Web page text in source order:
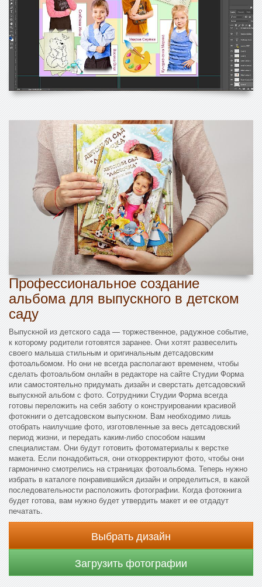
Профессиональное создание
альбома для выпускного в детском
саду
Выпускной из детского сада — торжественное, радужное событие,
к которому родители готовятся заранее. Они хотят развеселить
своего малыша стильным и оригинальным детсадовским
фотоальбомом. Но они не всегда располагают временем, чтобы
сделать фотоальбом онлайн в редакторе на сайте Студии Форма
или самостоятельно придумать дизайн и сверстать детсадовский
выпускной альбом с фото. Сотрудники Студии Форма всегда
готовы переложить на себя заботу о конструировании красивой
фотокниги о детсадовском выпускном. Вам необходимо лишь
отобрать наилучшие фото, изготовленные за весь детсадовский
период жизни, и передать каким-либо способом нашим
специалистам. Они будут готовить фотоматериалы к верстке
макета. Если понадобиться, они откорректируют фото, чтобы они
гармонично смотрелись на страницах фотоальбома. Теперь нужно
избрать в каталоге понравившийся дизайн и определиться, в какой
последовательности расположить фотографии. Когда фотокнига
будет готова, вам нужно будет утвердить макет и ее отдадут
печатать.
Выбрать дизайн
Загрузить фотографии